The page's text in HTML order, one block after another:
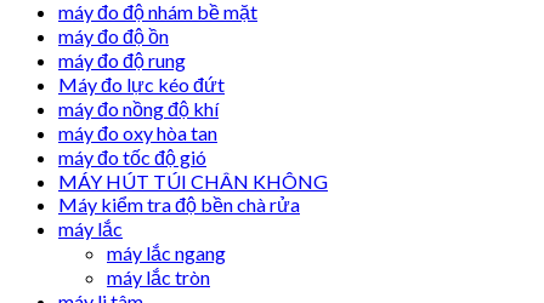
máy đo độ nhám bề mặt
máy đo độ ồn
máy đo độ rung
Máy đo lực kéo đứt
máy đo nồng độ khí
máy đo oxy hòa tan
máy đo tốc độ gió
MÁY HÚT TÚI CHÂN KHÔNG
Máy kiểm tra độ bền chà rửa
máy lắc
máy lắc ngang
máy lắc tròn